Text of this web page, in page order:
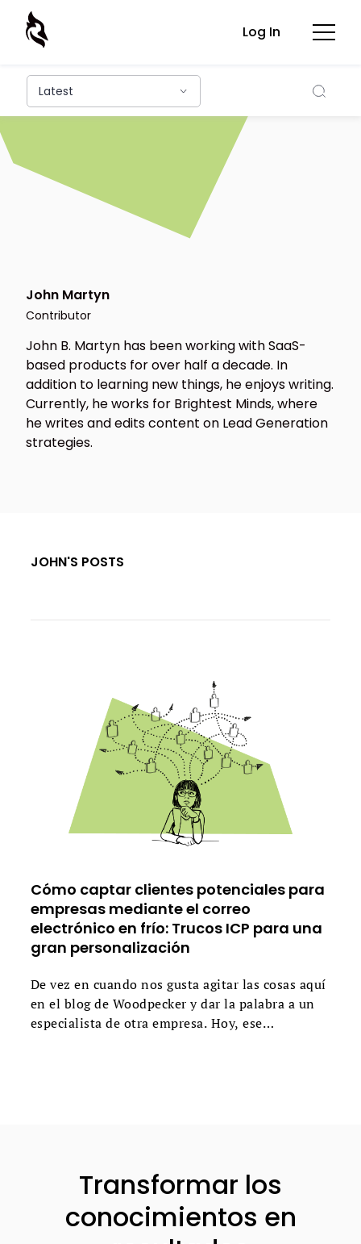
Log In
Latest
John Martyn
Contributor
John B. Martyn has been working with SaaS-
based products for over half a decade. In
addition to learning new things, he enjoys writing.
Currently, he works for Brightest Minds, where
he writes and edits content on Lead Generation
strategies.
JOHN'S POSTS
Cómo captar clientes potenciales para
empresas mediante el correo
electrónico en frío: Trucos ICP para una
gran personalización
De vez en cuando nos gusta agitar las cosas aquí
en el blog de Woodpecker y dar la palabra a un
especialista de otra empresa. Hoy, ese
Transformar los
conocimientos en